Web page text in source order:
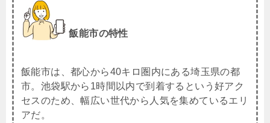
飯能市の特性
飯能市は、都心から40キロ圏内にある埼玉県の都
市。池袋駅から1時間以内で到着するという好アク
セスのため、幅広い世代から人気を集めているエリ
アだ。